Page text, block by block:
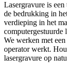
Lasergravure is
de bedrukking in
verdieping in het
computergestuurde
We werken met
operator werkt.
lasergravure op